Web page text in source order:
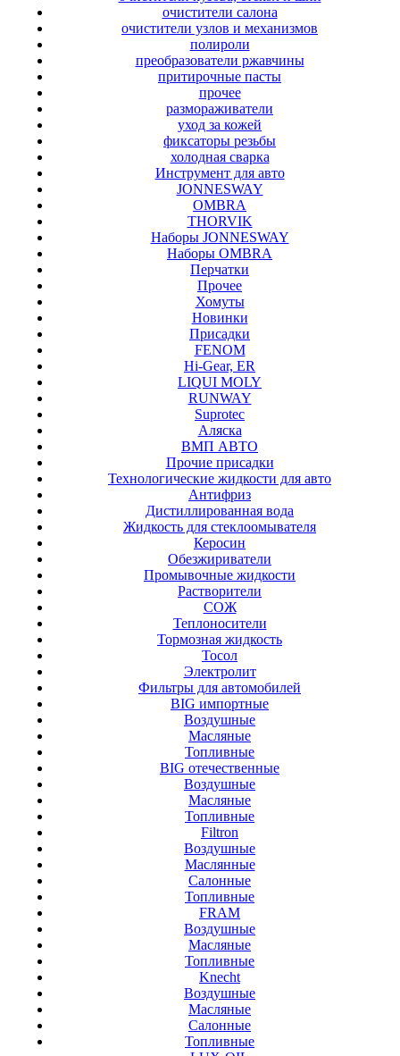
очистители салона
очистители узлов и механизмов
полироли
преобразователи ржавчины
притирочные пасты
прочее
размораживатели
уход за кожей
фиксаторы резьбы
холодная сварка
Инструмент для авто
JONNESWAY
OMBRA
THORVIK
Наборы JONNESWAY
Наборы OMBRA
Перчатки
Прочее
Хомуты
Новинки
Присадки
FENOM
Hi-Gear, ER
LIQUI MOLY
RUNWAY
Suprotec
Аляска
ВМП АВТО
Прочие присадки
Технологические жидкости для авто
Антифриз
Дистиллированная вода
Жидкость для стеклоомывателя
Керосин
Обезжириватели
Промывочные жидкости
Растворители
СОЖ
Теплоносители
Тормозная жидкость
Тосол
Электролит
Фильтры для автомобилей
BIG импортные
Воздушные
Масляные
Топливные
BIG отечественные
Воздушные
Масляные
Топливные
Filtron
Воздушные
Маслянные
Салонные
Топливные
FRAM
Воздушные
Масляные
Топливные
Knecht
Воздушные
Масляные
Салонные
Топливные